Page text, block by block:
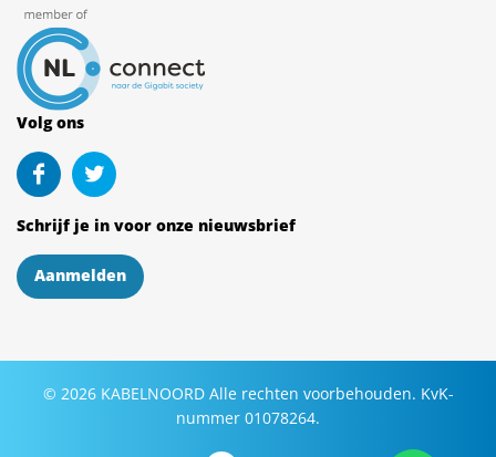
Volg ons
Schrijf je in voor onze nieuwsbrief
Aanmelden
© 2026 KABELNOORDAlle rechten voorbehouden. KvK-
nummer 01078264.